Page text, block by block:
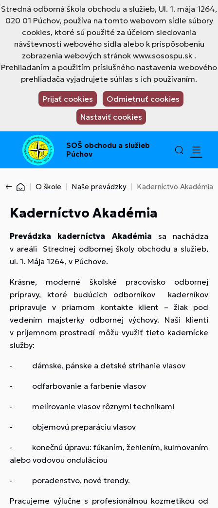
Stredná odborná škola obchodu a služieb, Ul. 1. mája 1264,
020 01 Púchov, používa na tomto webovom sídle súbory
cookies, ktoré sú použité za účelom sledovania
návštevnosti webového sídla alebo k prispôsobeniu
zobrazenia webových stránok www.sosospu.sk .
Prehliadaním a použitím príslušného nastavenia webového
prehliadača vyjadrujete súhlas s ich používaním.
Prijať cookies
Odmietnuť cookies
Nastaviť cookies
SOŠ obchodu a služieb
Púchov
O škole Naše prevádzky Kaderníctvo Akadémia
Kaderníctvo Akadémia
Prevádzka kaderníctva Akadémia sa nachádza
v areáli Strednej odbornej školy obchodu a služieb,
ul. 1. Mája 1264, v Púchove.
Krásne, moderné školské pracovisko odbornej
prípravy, ktoré budúcich odborníkov kaderníkov
pripravuje v priamom kontakte klient – žiak pod
vedením majsterky odbornej výchovy. Naši klienti
v príjemnom prostredí môžu využiť tieto kadernícke
služby:
- dámske, pánske a detské strihanie vlasov
- odfarbovanie a farbenie vlasov
- melírovanie vlasov rôznymi technikami
- objemovú preparáciu vlasov
- konečnú úpravu: fúkaním, žehlením, kulmovaním
alebo vodovou onduláciou
- poradenstvo, nové trendy.
Pracujeme výlučne s profesionálnou kozmetikou od